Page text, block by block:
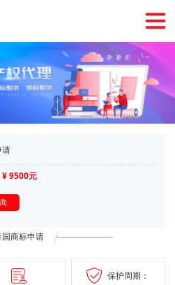
请
¥ 9500元
国商标申请
保护周期：